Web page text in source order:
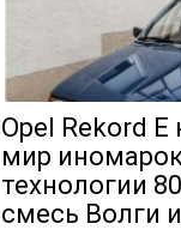
Opel Rekord
мир
технологии
смесь Волги